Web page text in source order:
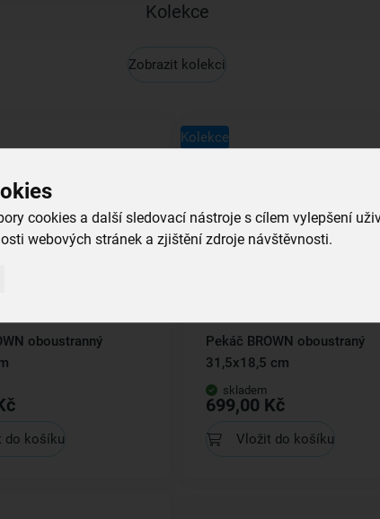
cookies a další sledovací nástroje s cílem vylepšení
webových stránek a zjištění zdroje návštěvnosti.
Kolekce
Zobrazit kolekci
oboustranný
do košíku
Kolekce
Pekáč BROWN oboustraný
31,5x18,5 cm
skladem
699,00 Kč
Vložit do košíku